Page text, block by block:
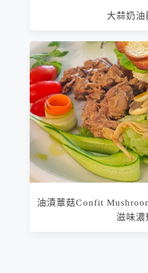
大蒜奶油
油漬蕈菇Confit
滋味濃